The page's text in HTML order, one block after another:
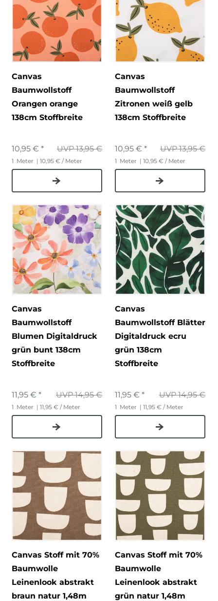
Canvas
Baumwollstoff
Orangen orange
138cm Stoffbreite
UVP 13,95 €
10,95 € *
1 Meter | 10,95 € / Meter
Canvas
Baumwollstoff
Zitronen weiß gelb
138cm Stoffbreite
UVP 13,95 €
10,95 € *
1 Meter | 10,95 € / Meter
Canvas
Baumwollstoff
Blumen Digitaldruck
grün bunt 138cm
Stoffbreite
UVP 14,95 €
11,95 € *
1 Meter | 11,95 € / Meter
Canvas
Baumwollstoff Blätter
Digitaldruck ecru
grün 138cm
Stoffbreite
UVP 14,95 €
11,95 € *
1 Meter | 11,95 € / Meter
Canvas Stoff mit 70%
Baumwolle
Leinenlook abstrakt
braun natur 1,48m
Canvas Stoff mit 70%
Baumwolle
Leinenlook abstrakt
grün natur 1,48m